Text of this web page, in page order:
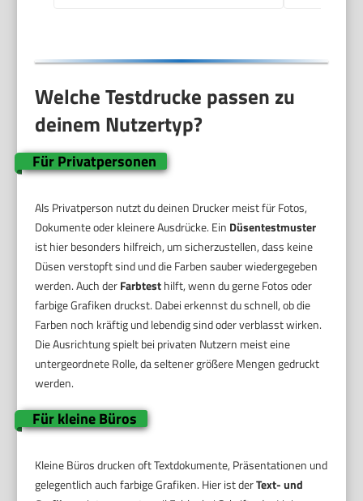
Welche Testdrucke passen zu
deinem Nutzertyp?
Für Privatpersonen
Als Privatperson nutzt du deinen Drucker meist für Fotos,
Dokumente oder kleinere Ausdrücke. Ein Düsentestmuster
ist hier besonders hilfreich, um sicherzustellen, dass keine
Düsen verstopft sind und die Farben sauber wiedergegeben
werden. Auch derFarbtesthilft, wenn du gerne Fotos oder
farbige Grafiken druckst. Dabei erkennst du schnell, ob die
Farben noch kräftig und lebendig sind oder verblasst wirken.
Die Ausrichtung spielt bei privaten Nutzern meist eine
untergeordnete Rolle, da seltener größere Mengen gedruckt
werden.
Für kleine Büros
Kleine Büros drucken oft Textdokumente, Präsentationen und
gelegentlich auch farbige Grafiken. Hier ist derText- und